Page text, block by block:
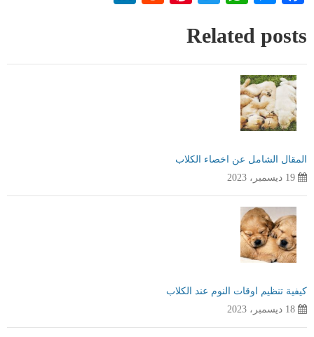
Related posts
المقال الشامل عن اخصاء الكلاب
19 ديسمبر، 2023
كيفية تنظيم اوقات النوم عند الكلاب
18 ديسمبر، 2023